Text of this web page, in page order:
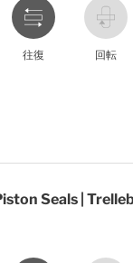
往復 回転
Seals |